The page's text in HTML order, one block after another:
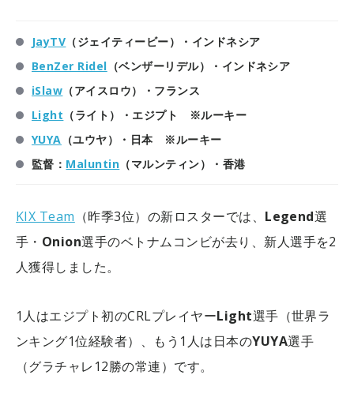
JayTV （ジェイティービー）・インドネシア
BenZer Ridel （ベンザーリデル）・インドネシア
iSlaw （アイスロウ）・フランス
Light （ライト）・エジプト ※ルーキー
YUYA （ユウヤ）・日本 ※ルーキー
監督： Maluntin （マルンティン）・香港
KIX Team （昨季3位）の新ロスターでは、 Legend選
手・ Onion選手のベトナムコンビが去り、新人選手を2
人獲得しました。
1人はエジプト初のCRLプレイヤーLight選手（世界ラ
ンキング1位経験者）、もう1人は日本のYUYA選手
（グラチャレ12勝の常連）です。